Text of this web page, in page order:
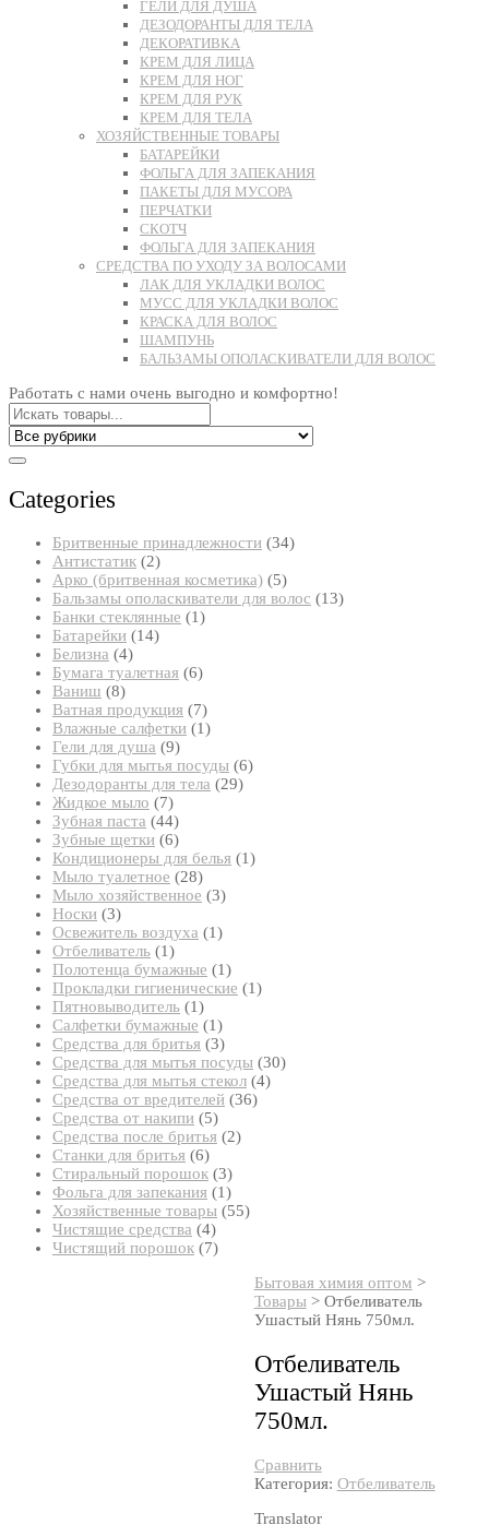
ГЕЛИ ДЛЯ ДУША
ДЕЗОДОРАНТЫ ДЛЯ ТЕЛА
ДЕКОРАТИВКА
КРЕМ ДЛЯ ЛИЦА
КРЕМ ДЛЯ НОГ
КРЕМ ДЛЯ РУК
КРЕМ ДЛЯ ТЕЛА
ХОЗЯЙСТВЕННЫЕ ТОВАРЫ
БАТАРЕЙКИ
ФОЛЬГА ДЛЯ ЗАПЕКАНИЯ
ПАКЕТЫ ДЛЯ МУСОРА
ПЕРЧАТКИ
СКОТЧ
ФОЛЬГА ДЛЯ ЗАПЕКАНИЯ
СРЕДСТВА ПО УХОДУ ЗА ВОЛОСАМИ
ЛАК ДЛЯ УКЛАДКИ ВОЛОС
МУСС ДЛЯ УКЛАДКИ ВОЛОС
КРАСКА ДЛЯ ВОЛОС
ШАМПУНЬ
БАЛЬЗАМЫ ОПОЛАСКИВАТЕЛИ ДЛЯ ВОЛОС
Работать с нами очень выгодно и комфортно!
Categories
Бритвенные принадлежности 3434
Антистатик 22
товара
Арко (бритвенная косметика) 55
товаров
Бальзамы ополаскиватели для волос 1313
Банки стеклянные 11
Батарейки 1414
Белизна 44
товара
Бумага туалетная 66
Ваниш 88
товаров
Ватная продукция 77
товаров
Влажные салфетки 11
Гели для душа 99
товаров
Губки для мытья посуды 66
Дезодоранты для тела 2929
Жидкое мыло 77
товаров
Зубная паста 4444
товара
Зубные щетки 66
товаров
Кондиционеры для белья 11
Мыло туалетное 2828
товаров
Мыло хозяйственное 33
Носки 33
товара
Освежитель воздуха 11
Отбеливатель 11
товар
Полотенца бумажные 11
товар
Прокладки гигиенические 11
Пятновыводитель 11
товар
Салфетки бумажные 11
товар
Средства для бритья 33
товара
Средства для мытья посуды 3030
Средства для мытья стекол 44
Средства от вредителей 3636
Средства от накипи 55
товаров
Средства после бритья 22
Станки для бритья 66
товаров
Стиральный порошок 33
товара
Фольга для запекания 11
товар
Хозяйственные товары 5555
Чистящие средства 44
товара
Чистящий порошок 77
Бытовая химия оптом >
Товары> Отбеливатель
Ушастый Нянь 750мл.
Отбеливатель
Ушастый Нянь
750мл.
Сравнить
Категория: Отбеливатель
Translator